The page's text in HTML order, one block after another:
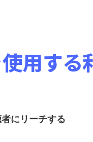
用する
にリーチする